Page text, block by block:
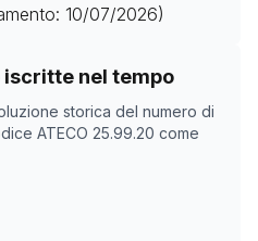
10/07/2026)
nel tempo
storica del numero di
ATECO 25.99.20 come
con codice ATECO
0